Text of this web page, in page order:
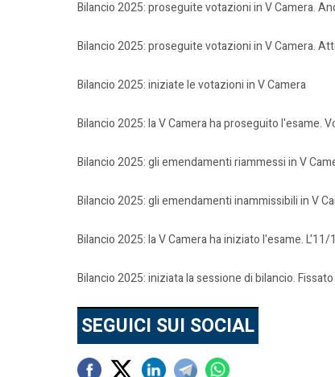
Bilancio 2025: proseguite votazioni in V Camera.
Bilancio 2025: proseguite votazioni in V Camera.
Bilancio 2025: iniziate le votazioni in V Camera
Bilancio 2025: la V Camera ha proseguito l'esame.
Bilancio 2025: gli emendamenti riammessi in V
Bilancio 2025: gli emendamenti inammissibili in V
Bilancio 2025: la V Camera ha iniziato l'esame.
Bilancio 2025: iniziata la sessione di bilancio.
SEGUICI SUI SOCIAL